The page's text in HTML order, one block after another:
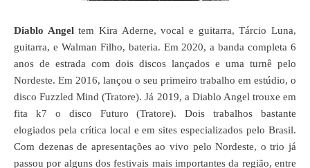
Diablo Angeltem Kira Aderne, vocal e guitarra, Tárcio Luna,
guitarra, e Walman Filho, bateria. Em 2020, a banda completa 6
anos de estrada com dois discos lançados e uma turnê pelo
Nordeste. Em 2016, lançou o seu primeiro trabalho em estúdio, o
disco Fuzzled Mind (Tratore). Já 2019, a Diablo Angel trouxe em
fita k7 o disco Futuro (Tratore). Dois trabalhos bastante
elogiados pela crítica local e em sites especializados pelo Brasil.
Com dezenas de apresentações ao vivo pelo Nordeste, o trio já
passou por alguns dos festivais mais importantes da região, entre